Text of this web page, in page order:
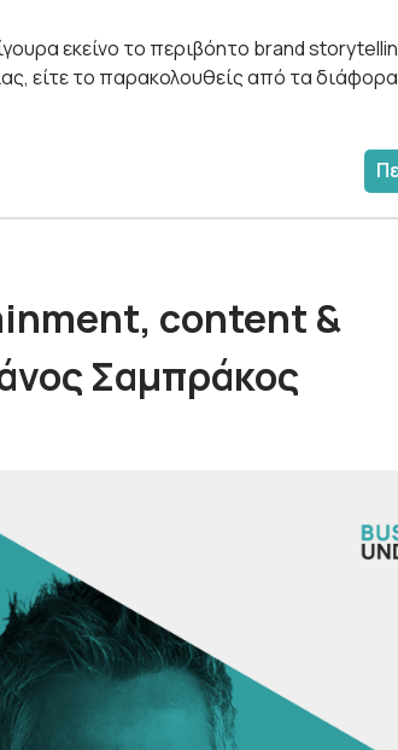
εκείνο το περιβόητο brand
είτε το παρακολουθείς από τα
content &
Σαμπράκος